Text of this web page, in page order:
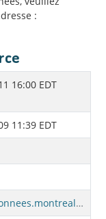
:
16:00 EDT
11:39 EDT
https://donnees.montreal.ca/fr/dataset/8e0625c0-c013-40d1-a4f7-5f4ba0c59f48/resource/cb8970e6-fe5a-46c3-9e67-0acbcb27a984/download/surfaces-minerales-vegetales-2022-orthophoto-ville-mont-royal.zip